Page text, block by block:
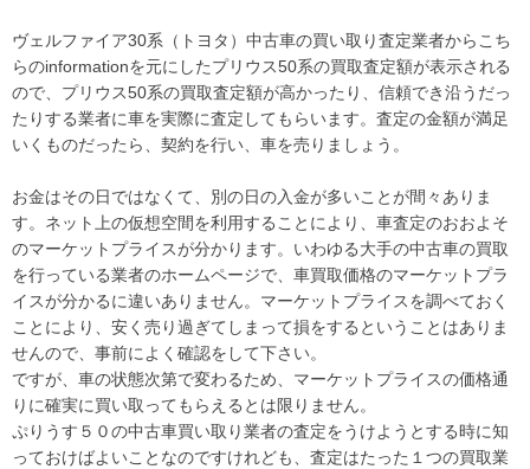
ヴェルファイア30系（トヨタ）中古車の買い取り査定業者からこち
らのinformationを元にしたプリウス50系の買取査定額が表示される
ので、プリウス50系の買取査定額が高かったり、信頼でき沿うだっ
たりする業者に車を実際に査定してもらいます。査定の金額が満足
いくものだったら、契約を行い、車を売りましょう。
お金はその日ではなくて、別の日の入金が多いことが間々ありま
す。ネット上の仮想空間を利用することにより、車査定のおおよそ
のマーケットプライスが分かります。いわゆる大手の中古車の買取
を行っている業者のホームページで、車買取価格のマーケットプラ
イスが分かるに違いありません。マーケットプライスを調べておく
ことにより、安く売り過ぎてしまって損をするということはありま
せんので、事前によく確認をして下さい。
ですが、車の状態次第で変わるため、マーケットプライスの価格通
りに確実に買い取ってもらえるとは限りません。
ぷりうす５０の中古車買い取り業者の査定をうけようとする時に知
っておけばよいことなのですけれども、査定はたった１つの買取業